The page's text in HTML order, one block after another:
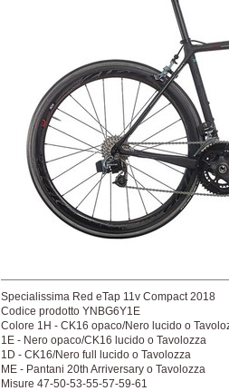
Specialissima Red eTap 11v Compact 2018
Codice prodotto YNBG6Y1E
Colore 1H - CK16 opaco/Nero lucido o
1E - Nero opaco/CK16 lucido o Tavolozza
1D - CK16/Nero full lucido o Tavolozza
ME - Pantani 20th Arriversary o Tavolozza
Misure 47-50-53-55-57-59-61